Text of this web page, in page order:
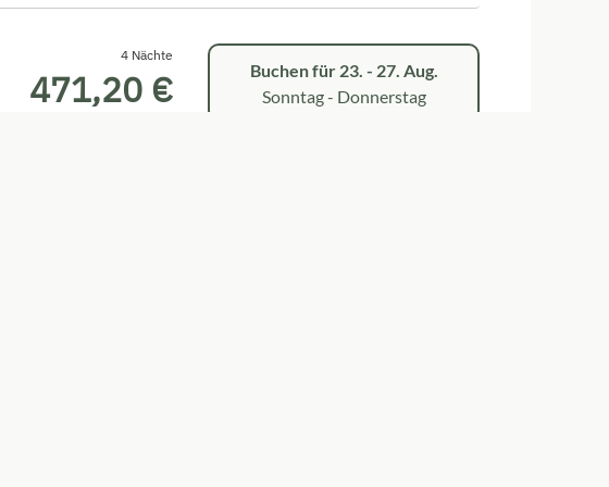
4 Nächte
471,20 € Buchen für 23. - 27. Aug.
Sonntag - Donnerstag